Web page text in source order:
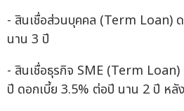
- สินเชื่อส่วนบุคคล (Term Loan)
นาน 3 ปี
- สินเชื่อธุรกิจ SME (Term Loan)
ปี ดอกเบี้ย 3.5% ต่อปี นาน 2 ปี ห